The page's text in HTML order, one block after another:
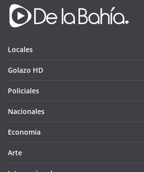
Locales
Golazo HD
Policiales
Nacionales
Economia
Arte